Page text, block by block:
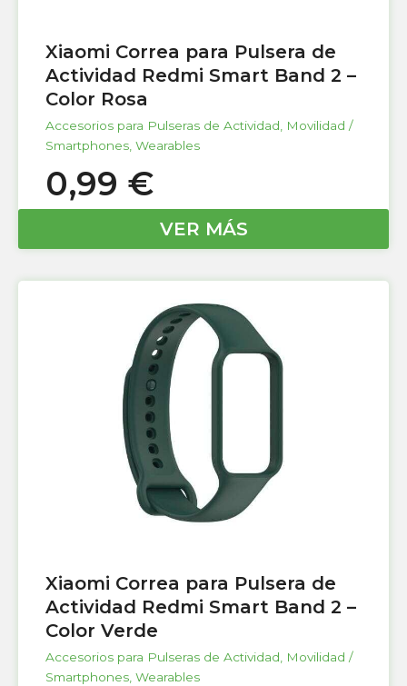
Xiaomi Correa para Pulsera de
Actividad Redmi Smart Band 2 –
Color Rosa
Accesorios para Pulseras de Actividad
Movilidad /
Smartphones Wearables
0,99 €
VER MÁS
Xiaomi Correa para Pulsera de
Actividad Redmi Smart Band 2 –
Color Verde
Accesorios para Pulseras de Actividad, Movilidad /
Smartphones, Wearables